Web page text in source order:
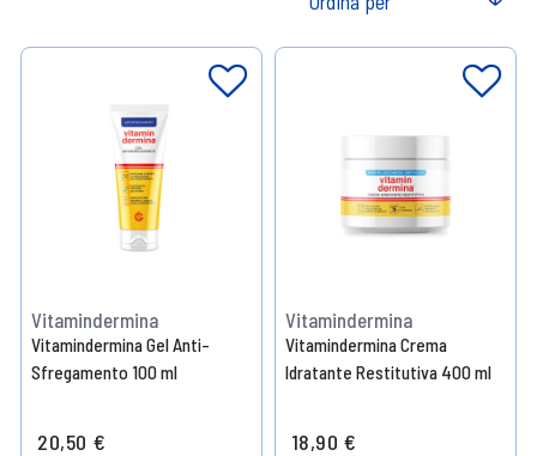
Vitamindermina
Vitamindermina Gel Anti-
Sfregamento 100 ml
20,50 €
Vitamindermina
Vitamindermina Crema
Idratante Restitutiva 400 ml
18,90 €